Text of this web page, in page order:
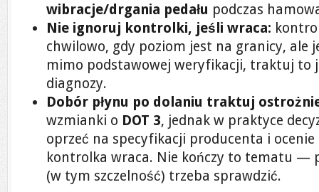
wibracje/drgania pedału podczas
Nie ignoruj kontrolki, jeśli wraca:
chwilowo, gdy poziom jest na granicy, ale
mimo podstawowej weryfikacji, traktuj to
diagnozy.
Dobór płynu po dolaniu traktuj
wzmianki o DOT 3, jednak w praktyce
oprzeć na specyfikacji producenta i ocenie
kontrolka wraca. Nie kończy to tematu —
(w tym szczelność) trzeba sprawdzić.